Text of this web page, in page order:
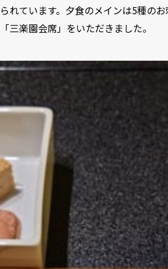
られています。夕食のメインは5種の
「三楽園会席」をいただきました。